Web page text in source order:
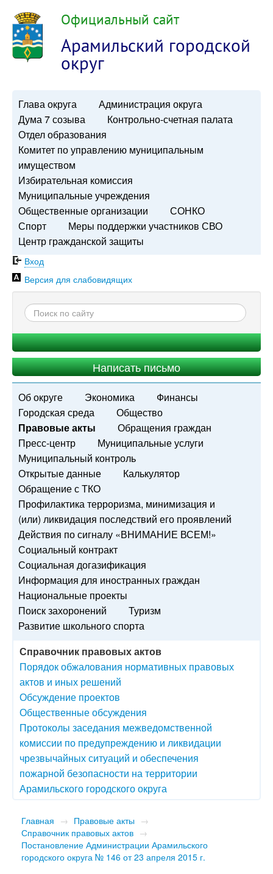
Официальный сайт
Арамильский городской
округ
Глава округа
Администрация округа
Дума 7 созыва
Контрольно-счетная палата
Отдел образования
Комитет по управлению муниципальным
имуществом
Избирательная комиссия
Муниципальные учреждения
Общественные организации
СОНКО
Спорт
Меры поддержки участников СВО
Центр гражданской защиты
Вход
Версия для слабовидящих
Написать письмо
Об округе Экономика
Финансы
Городская среда
Общество
Правовые акты
Обращения граждан
Пресс-центр
Муниципальные услуги
Муниципальный контроль
Открытые данные
Калькулятор
Обращение с ТКО
Профилактика терроризма, минимизация и
(или) ликвидация последствий его проявлений
Действия по сигналу «ВНИМАНИЕ ВСЕМ!»
Социальный контракт
Социальная догазификация
Информация для иностранных граждан
Национальные проекты
Поиск захоронений
Туризм
Развитие школьного спорта
Справочник правовых актов
Порядок обжалования нормативных правовых
актов и иных решений
Обсуждение проектов
Общественные обсуждения
Протоколы заседания межведомственной
комиссии по предупреждению и ликвидации
чрезвычайных ситуаций и обеспечения
пожарной безопасности на территории
Арамильского городского округа
Главная → Правовые акты →
Справочник правовых актов →
Постановление Администрации Арамильского
городского округа № 146 от 23 апреля 2015 г.